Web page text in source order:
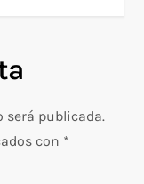
será publicada.
con *